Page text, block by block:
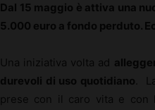
Dal 15 maggio è attiva una
5.000 euro a fondo perduto.
Una iniziativa volta ad
durevoli di uso quotidiano .
prese con il caro vita e con